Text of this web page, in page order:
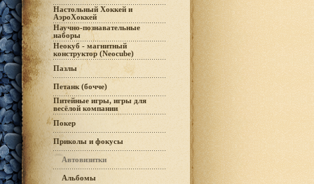
Настольный Хоккей и
АэроХоккей
Научно-познавательные
наборы
Неокуб - магнитный
конструктор (Neocube)
Пазлы
Петанк (бочче)
Питейные игры, игры для
весёлой компании
Покер
Приколы и фокусы
Автовизитки
Альбомы